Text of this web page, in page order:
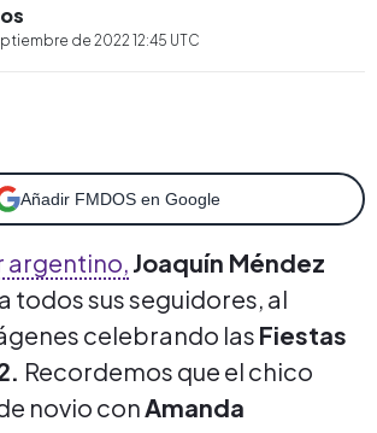
de 2022 12:45 UTC
Añadir FMDOS en Google
argentino, Joaquín Méndez
todos sus seguidores, al
celebrando las Fiestas
Recordemos que el chico
novio con Amanda